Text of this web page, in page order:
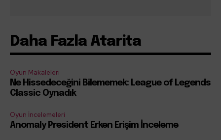
Daha Fazla Atarita
Oyun Makaleleri
Ne Hissedeceğini Bilememek: League of Legends
Classic Oynadık
Oyun İncelemeleri
Anomaly President Erken Erişim İnceleme